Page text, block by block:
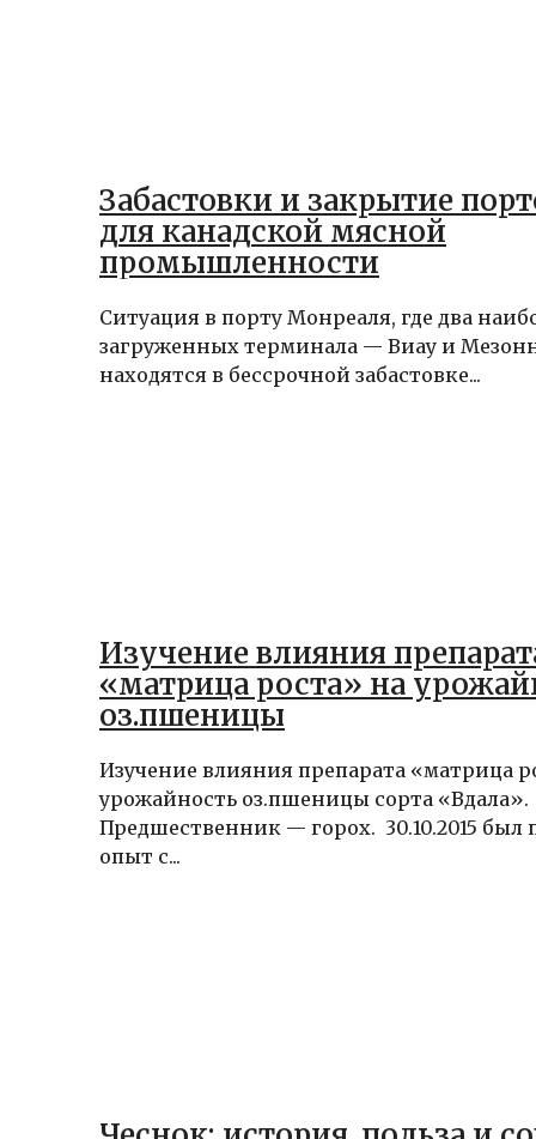
Забастовки и закрытие
для канадской мясной
промышленности
Ситуация в порту Монреаля, где два
загруженных терминала — Виау и
находятся в бессрочной забастовке...
Изучение влияния
«матрица роста» на
оз.пшеницы
Изучение влияния препарата «матрица
урожайность оз.пшеницы сорта «Вдала».
Предшественник — горох. 30.10.2015 был
опыт с...